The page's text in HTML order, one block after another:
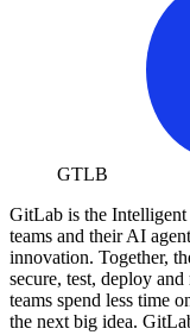
GTLB
GitLab is the
teams and their AI
innovation. Together,
secure, test, deploy
teams spend less time
the next big idea.